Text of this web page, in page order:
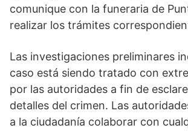
comunique con la funeraria de
realizar los trámites
Las investigaciones preliminares
caso está siendo tratado con
por las autoridades a fin de
detalles del crimen. Las
a la ciudadanía colaborar con